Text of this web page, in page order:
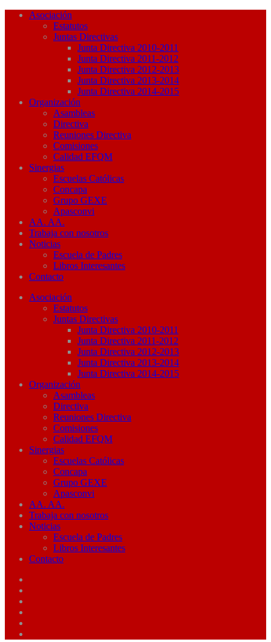
Asociación
Estatutos
Juntas Directivas
Junta Directiva 2010-2011
Junta Directiva 2011-2012
Junta Directiva 2012-2013
Junta Directiva 2013-2014
Junta Directiva 2014-2015
Organización
Asambleas
Directiva
Reuniones Directiva
Comisiones
Calidad EFQM
Sinergias
Escuelas Católicas
Concapa
Grupo GEXE
Apasconvi
AA. AA.
Trabaja con nosotros
Noticias
Escuela de Padres
Libros Interesantes
Contacto
Asociación
Estatutos
Juntas Directivas
Junta Directiva 2010-2011
Junta Directiva 2011-2012
Junta Directiva 2012-2013
Junta Directiva 2013-2014
Junta Directiva 2014-2015
Organización
Asambleas
Directiva
Reuniones Directiva
Comisiones
Calidad EFQM
Sinergias
Escuelas Católicas
Concapa
Grupo GEXE
Apasconvi
AA. AA.
Trabaja con nosotros
Noticias
Escuela de Padres
Libros Interesantes
Contacto